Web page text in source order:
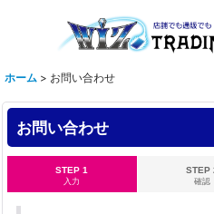
ホーム > お問い合わせ
お問い合わせ
STEP 1
入力
STEP
確認